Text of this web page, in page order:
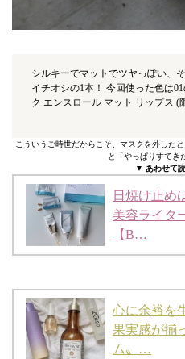
シルキーでマットでツヤっぽい、
イチオシの1本！ 今回使った色は
ク エンスロール マット リップス (
こういうご時世だからこそ、マスクを外した
と「やっぱりすてき
▼ あわせて
日焼け止め
美容ライタ
【B…
心に余裕を
果実感が揃
ム〟…